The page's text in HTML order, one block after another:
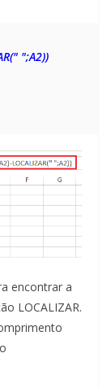
";A2))
encontrar a
LOCALIZAR.